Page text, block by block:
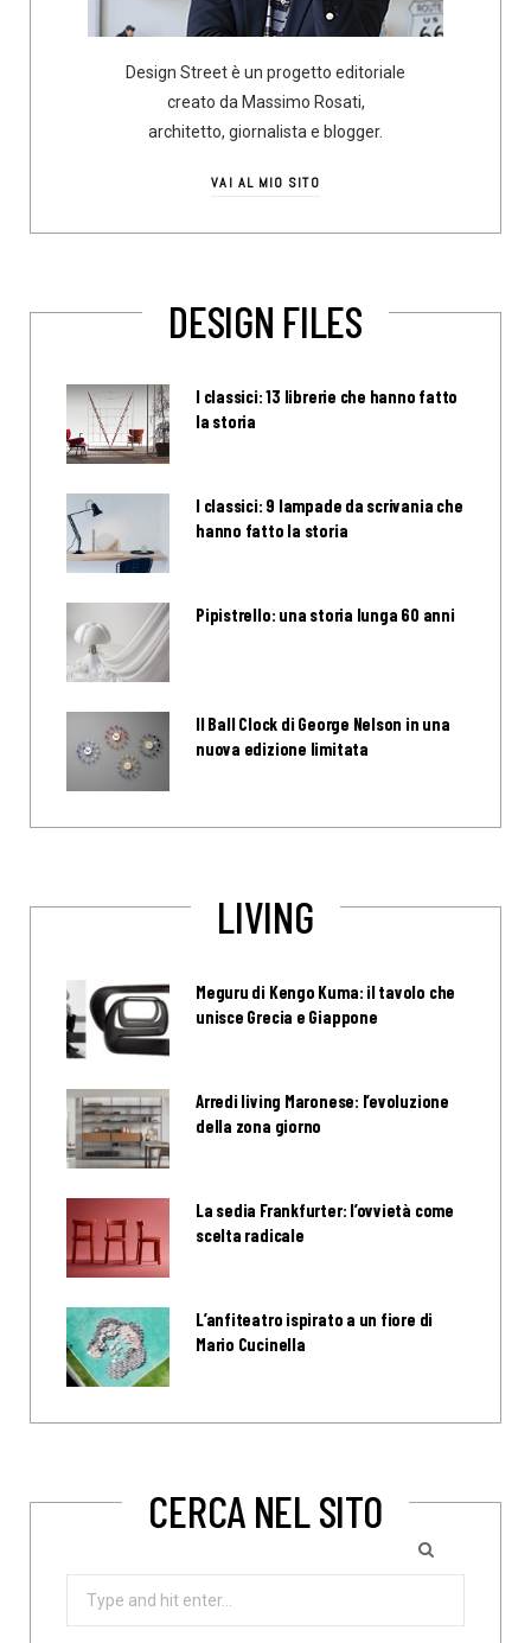
Design Street è un progetto editoriale
creato da Massimo Rosati,
architetto, giornalista e blogger.
VAI AL MIO SITO
DESIGN FILES
I classici: 13 librerie che hanno fatto
la storia
I classici: 9 lampade da scrivania che
hanno fatto la storia
Pipistrello: una storia lunga 60 anni
Il Ball Clock di George Nelson in una
nuova edizione limitata
LIVING
Meguru di Kengo Kuma: il tavolo che
unisce Grecia e Giappone
Arredi living Maronese: l’evoluzione
della zona giorno
La sedia Frankfurter: l’ovvietà come
scelta radicale
L’anfiteatro ispirato a un fiore di
Mario Cucinella
CERCA NEL SITO
Search